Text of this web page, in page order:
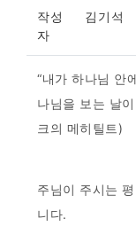
작성
자
김기석
“내가 하나님 안
나님을 보는 날
크의 메히틸트)
주님이 주시는
니다.